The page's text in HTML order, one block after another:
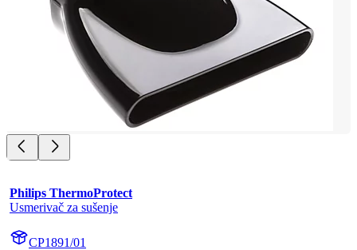
Philips ThermoProtect
Usmerivač za sušenje
CP1891/01